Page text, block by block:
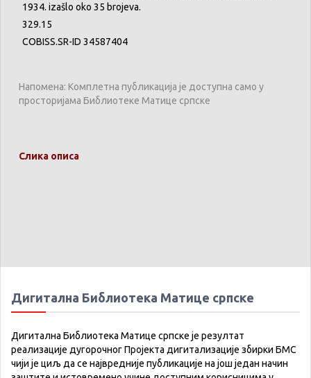
1934. izašlo oko 35 brojeva.
329.15
COBISS.SR-ID 34587404
Напомена: Комплетна публикација је доступна само у
просторијама Библиотеке Матице српске
Слика описа
Дигитална Библиотека Матице српске
Дигитална Библиотека Матице српске је резултат
реализације дугорочног Пројекта дигитализације збирки БМС
чији је циљ да се највредније публикације на још један начин